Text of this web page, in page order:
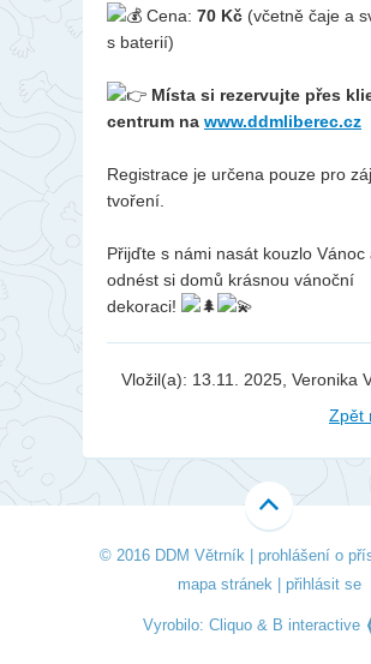
Cena: 70 Kč (včetně čaje a
s baterií)
Místa si rezervujte přes
centrum na www.ddmliberec.cz
Registrace je určena pouze pro
tvoření.
Přijďte s námi nasát kouzlo Vánoc
odnést si domů krásnou vánoční
dekoraci!
Vložil(a): 13.11. 2025, Veronika
Zpět
© 2016 DDM Větrník | prohlášení o
mapa stránek| přihlásit se
Vyrobilo: Cliquo& B interactive